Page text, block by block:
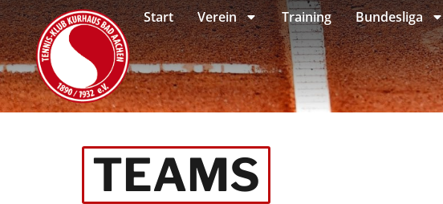
Start Verein Training Bundesliga
TEAMS